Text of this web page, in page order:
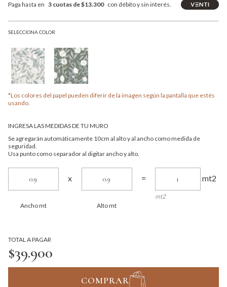
Paga hasta en 3 cuotas de $13.300 con débito y sin interés.
SELECCIONA COLOR
*Los colores del papel pueden diferir de la imagen según la pantalla que estés
usando.
INGRESA LAS MEDIDAS DE TU MURO
Se agregarán automáticamente 10cm al alto y al ancho como medida de
seguridad.
Usa punto como separador al digitar ancho y alto.
Ancho mt
x
Alto mt
= mt2
mt2
TOTAL A PAGAR
$39.900
COMPRAR